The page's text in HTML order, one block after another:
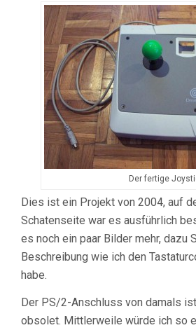
Der fertige
Dies ist ein Projekt von 2004, auf
Schatenseite war es ausführlich
es noch ein paar Bilder mehr, dazu
Beschreibung wie ich den
habe.
Der PS/2-Anschluss von damals
obsolet. Mittlerweile würde ich so